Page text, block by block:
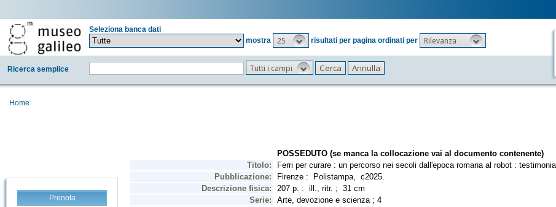
Seleziona banca dati
mostra
25 risultati per pagina ordinati per Rilevanza
Ricerca semplice Tutti i campi
Home
Prenota